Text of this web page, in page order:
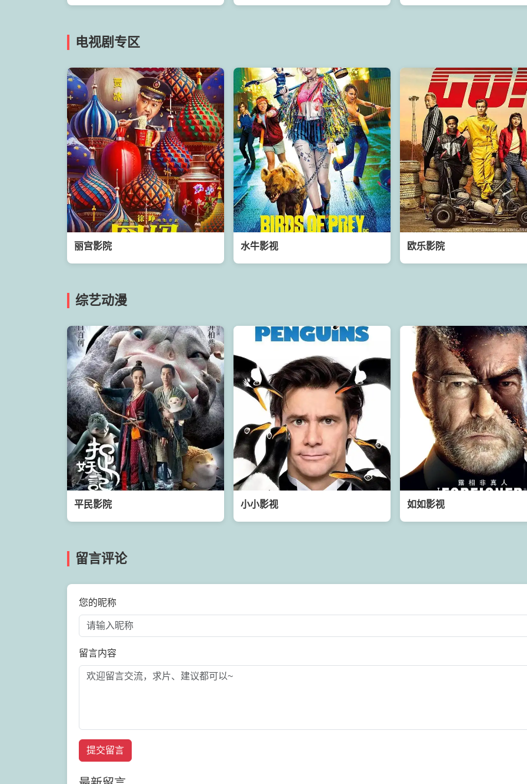
电视剧专区
丽宫影院 水牛影视 欧乐影院
综艺动漫
平民影院 小小影视 如如影视
留言评论
您的昵称
留言内容
提交留言